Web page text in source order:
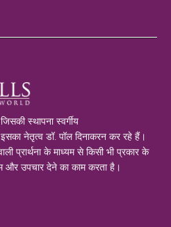
स्थापना स्वर्गीय
नेतृत्व डॉ. पॉल दिनाकरन कर रहे हैं।
प्रार्थना के माध्यम से किसी भी प्रकार के
और उपचार देने का काम करता है।